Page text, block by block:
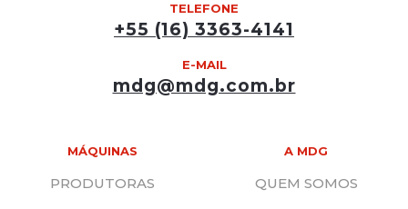
TELEFONE
+55 (16) 3363-4141
E-MAIL
mdg@mdg.com.br
MÁQUINAS
PRODUTORAS
A MDG
QUEM SOMOS